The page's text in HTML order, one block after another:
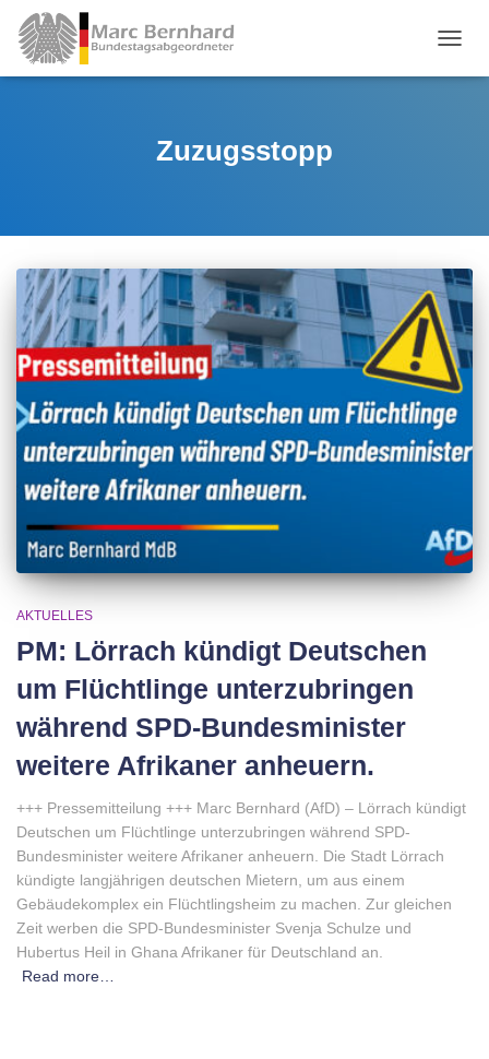
Zuzugsstopp
AKTUELLES
PM: Lörrach kündigt Deutschen
um Flüchtlinge unterzubringen
während SPD-Bundesminister
weitere Afrikaner anheuern.
+++ Pressemitteilung +++ Marc Bernhard (AfD) – Lörrach kündigt
Deutschen um Flüchtlinge unterzubringen während SPD-
Bundesminister weitere Afrikaner anheuern. Die Stadt Lörrach
kündigte langjährigen deutschen Mietern, um aus einem
Gebäudekomplex ein Flüchtlingsheim zu machen. Zur gleichen
Zeit werben die SPD-Bundesminister Svenja Schulze und
Hubertus Heil in Ghana Afrikaner für Deutschland an.
Read more…